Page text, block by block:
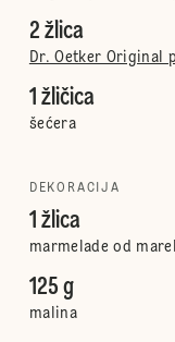
2 žlica
Dr. Oetker Original
1 žličica
šećera
DEKORACIJA
1 žlica
marmelade od
125 g
malina